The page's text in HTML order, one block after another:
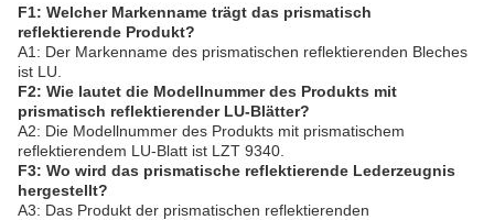
F1: Welcher Markenname trägt das prismatisch
reflektierende Produkt?
A1: Der Markenname des prismatischen reflektierenden Bleches
ist LU.
F2: Wie lautet die Modellnummer des Produkts mit
prismatisch reflektierender LU-Blätter?
A2: Die Modellnummer des Produkts mit prismatischem
reflektierendem LU-Blatt ist LZT 9340.
F3: Wo wird das prismatische reflektierende Lederzeugnis
hergestellt?
A3: Das Produkt der prismatischen reflektierenden